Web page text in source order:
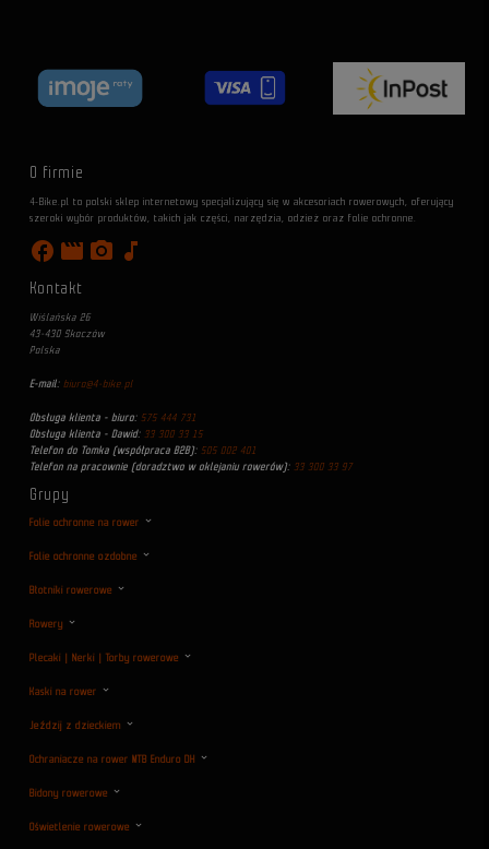
O firmie
4-Bike.pl to polski sklep internetowy specjalizujący się w akcesoriach rowerowych, oferujący
szeroki wybór produktów, takich jak części, narzędzia, odzież oraz folie ochronne.
facebook movie photo_camera music_note
Kontakt
Wiślańska 26
43-430 Skoczów
Polska
E-mail: biuro@4-bike.pl
Obsługa klienta - biuro: 575 444 731
Obsługa klienta - Dawid: 33 300 33 15
Telefon do Tomka (współpraca B2B): 505 002 401
Telefon na pracownie (doradztwo w oklejaniu rowerów): 33 300 33 97
Grupy
Folie ochronne na rower
Folie ochronne ozdobne
Błotniki rowerowe
Rowery
Plecaki | Nerki | Torby rowerowe
Kaski na rower
Jeździj z dzieckiem
Ochraniacze na rower MTB Enduro DH
Bidony rowerowe
Oświetlenie rowerowe